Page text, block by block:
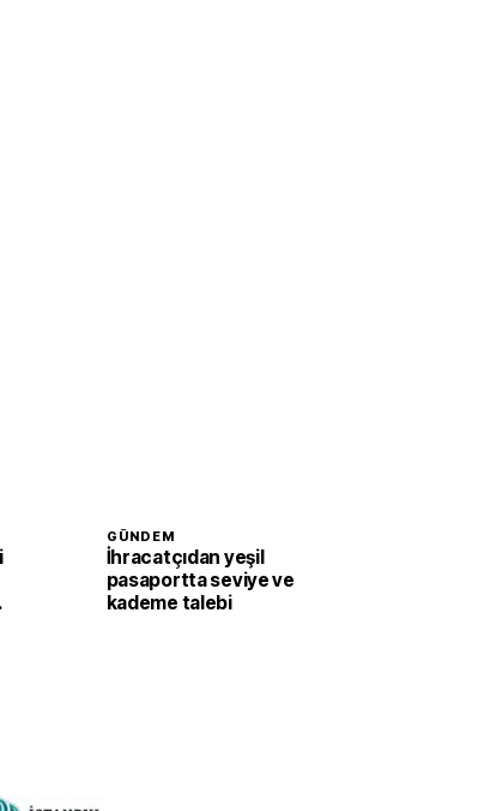
GÜNDEM
İhracatçıdan yeşil
pasaportta seviye ve
kademe talebi